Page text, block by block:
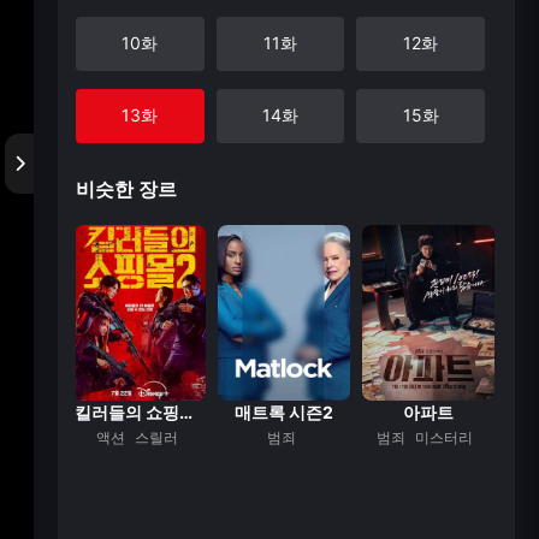
10화 11화 12화
13화 14화 15화
16화
비슷한 장르
킬러들의 쇼핑몰 시...
액션 스릴러
매트록 시즌2
범죄
아파트
범죄 미스터리